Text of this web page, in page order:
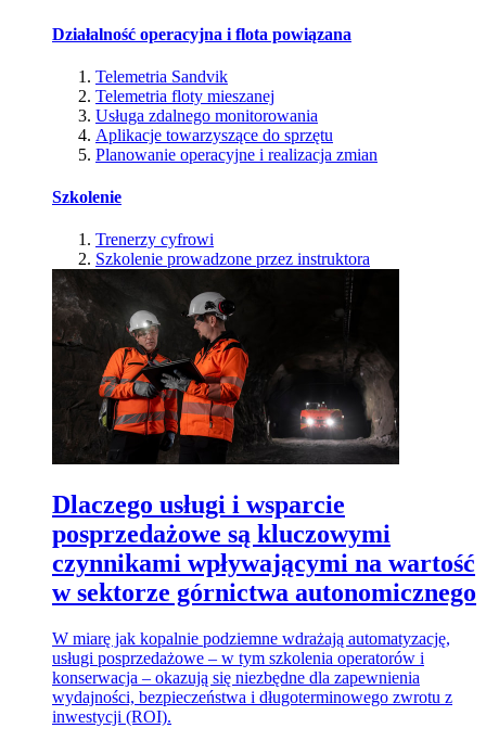
Działalność operacyjna i flota powiązana
Telemetria Sandvik
Telemetria floty mieszanej
Usługa zdalnego monitorowania
Aplikacje towarzyszące do sprzętu
Planowanie operacyjne i realizacja zmian
Szkolenie
Trenerzy cyfrowi
Szkolenie prowadzone przez instruktora
Dlaczego usługi i wsparcie
posprzedażowe są kluczowymi
czynnikami wpływającymi na wartość
w sektorze górnictwa autonomicznego
W miarę jak kopalnie podziemne wdrażają automatyzację,
usługi posprzedażowe – w tym szkolenia operatorów i
konserwacja – okazują się niezbędne dla zapewnienia
wydajności, bezpieczeństwa i długoterminowego zwrotu z
inwestycji (ROI).